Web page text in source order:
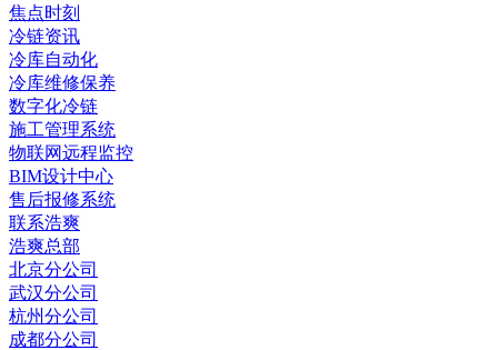
焦点时刻
冷链资讯
冷库自动化
冷库维修保养
数字化冷链
施工管理系统
物联网远程监控
BIM设计中心
售后报修系统
联系浩爽
浩爽总部
北京分公司
武汉分公司
杭州分公司
成都分公司